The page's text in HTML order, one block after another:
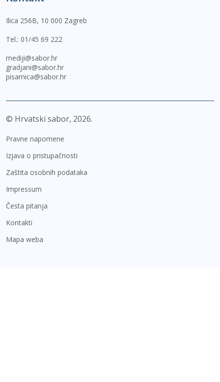
Ilica 256B, 10 000 Zagreb
Tel.: 01/45 69 222
mediji@sabor.hr
gradjani@sabor.hr
pisarnica@sabor.hr
© Hrvatski sabor, 2026
Pravne napomene
Izjava o pristupačnosti
Zaštita osobnih podataka
Impressum
Česta pitanja
Kontakti
Mapa weba